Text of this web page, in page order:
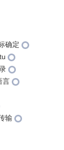
确定
言
输